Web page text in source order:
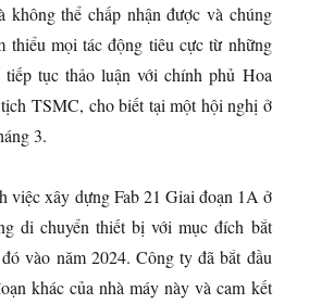
không thể chấp nhận được và chúng
thiểu mọi tác động tiêu cực từ những
tục thảo luận với chính phủ Hoa
TSMC, cho biết tại một hội nghị ở
3.
việc xây dựng Fab 21 Giai đoạn 1A ở
di chuyển thiết bị với mục đích bắt
vào năm 2024. Công ty đã bắt đầu
khác của nhà máy này và cam kết